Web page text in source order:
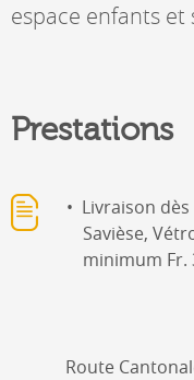
espace enfants et
Prestations
Livraison dès
Savièse,
minimum Fr.
Route